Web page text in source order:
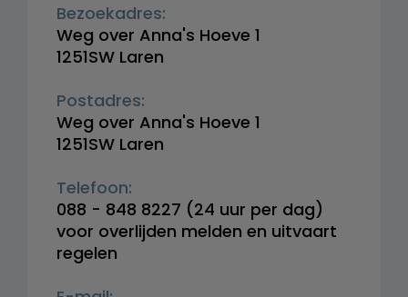
Bezoekadres:
Weg over Anna's Hoeve 1
1251SW Laren
Postadres:
Weg over Anna's Hoeve 1
1251SW Laren
Telefoon:
088 - 848 8227 (24 uur per dag)
voor overlijden melden en uitvaart
regelen